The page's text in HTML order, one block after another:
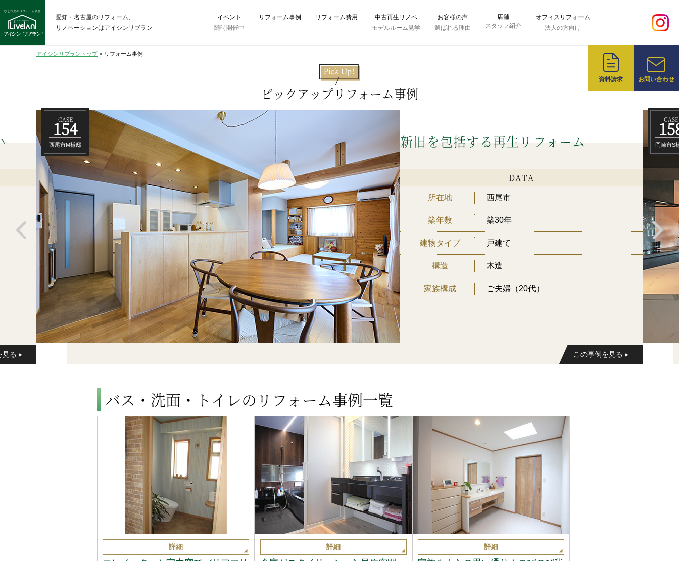
愛知・名古屋のリフォーム、
リノベーションはアイシンリブラン
イベント
随時開催中
リフォーム事例 リフォーム費用
中古再生リノベ
モデルルーム見学
お客様の声
選ばれる理由
店舗
スタッフ紹介
オフィスリフォーム
法人の方向け
資料請求 お問い合わせ
アイシンリブラントップ> リフォーム事例
ピックアップリフォーム事例
CASE
154
西尾市M様邸 新旧を包括する再生リフォーム
DATA
所在地 西尾市
築年数 築30年
建物タイプ 戸建て
構造 木造
家族構成 ご夫婦（20代）
CASE
岡崎市S
バス・洗面・トイレのリフォーム事例一覧
詳細 詳細 詳細